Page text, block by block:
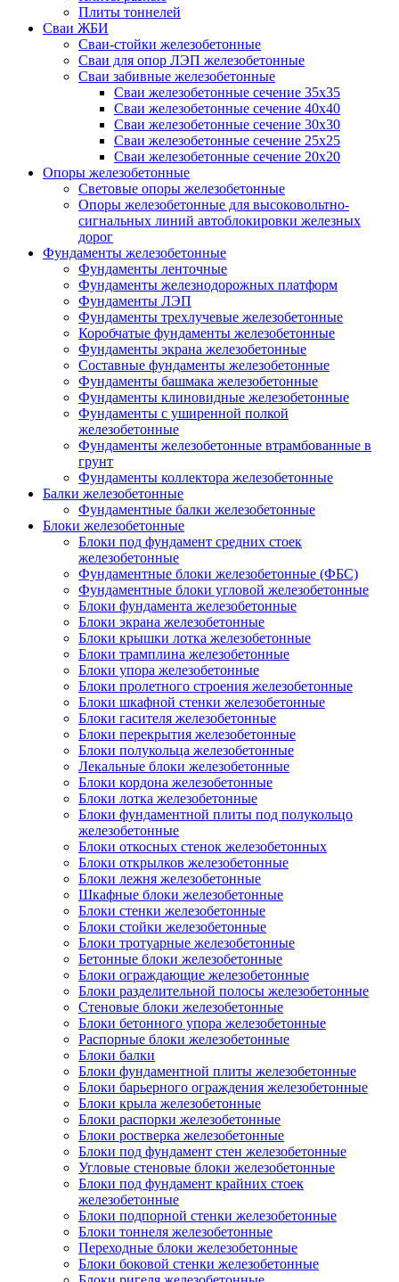
Плиты тоннелей
Сваи ЖБИ
Сваи-стойки железобетонные
Сваи для опор ЛЭП железобетонные
Сваи забивные железобетонные
Сваи железобетонные сечение 35x35
Сваи железобетонные сечение 40x40
Сваи железобетонные сечение 30x30
Сваи железобетонные сечение 25x25
Сваи железобетонные сечение 20x20
Опоры железобетонные
Световые опоры железобетонные
Опоры железобетонные для высоковольтно-
сигнальных линий автоблокировки железных
дорог
Фундаменты железобетонные
Фундаменты ленточные
Фундаменты железнодорожных платформ
Фундаменты ЛЭП
Фундаменты трехлучевые железобетонные
Коробчатые фундаменты железобетонные
Фундаменты экрана железобетонные
Составные фундаменты железобетонные
Фундаменты башмака железобетонные
Фундаменты клиновидные железобетонные
Фундаменты с уширенной полкой
железобетонные
Фундаменты железобетонные втрамбованные в
грунт
Фундаменты коллектора железобетонные
Балки железобетонные
Фундаментные балки железобетонные
Блоки железобетонные
Блоки под фундамент средних стоек
железобетонные
Фундаментные блоки железобетонные (ФБС)
Фундаментные блоки угловой железобетонные
Блоки фундамента железобетонные
Блоки экрана железобетонные
Блоки крышки лотка железобетонные
Блоки трамплина железобетонные
Блоки упора железобетонные
Блоки пролетного строения железобетонные
Блоки шкафной стенки железобетонные
Блоки гасителя железобетонные
Блоки перекрытия железобетонные
Блоки полукольца железобетонные
Лекальные блоки железобетонные
Блоки кордона железобетонные
Блоки лотка железобетонные
Блоки фундаментной плиты под полукольцо
железобетонные
Блоки откосных стенок железобетонных
Блоки открылков железобетонные
Блоки лежня железобетонные
Шкафные блоки железобетонные
Блоки стенки железобетонные
Блоки стойки железобетонные
Блоки тротуарные железобетонные
Бетонные блоки железобетонные
Блоки ограждающие железобетонные
Блоки разделительной полосы железобетонные
Стеновые блоки железобетонные
Блоки бетонного упора железобетонные
Распорные блоки железобетонные
Блоки балки
Блоки фундаментной плиты железобетонные
Блоки барьерного ограждения железобетонные
Блоки крыла железобетонные
Блоки распорки железобетонные
Блоки ростверка железобетонные
Блоки под фундамент стен железобетонные
Угловые стеновые блоки железобетонные
Блоки под фундамент крайних стоек
железобетонные
Блоки подпорной стенки железобетонные
Блоки тоннеля железобетонные
Переходные блоки железобетонные
Блоки боковой стенки железобетонные